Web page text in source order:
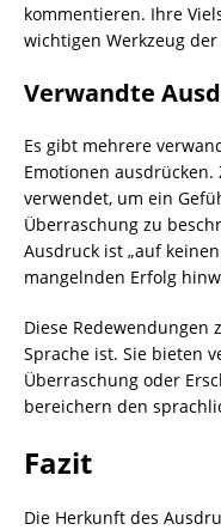
kommentieren. Ihre
wichtigen Werkzeug
Verwandte
Es gibt mehrere
Emotionen
verwendet, um ein
Überraschung zu
Ausdruck ist „auf
mangelnden Erfolg
Diese Redewendungen
Sprache ist. Sie bieten
Überraschung oder
bereichern den
Fazit
Die Herkunft des